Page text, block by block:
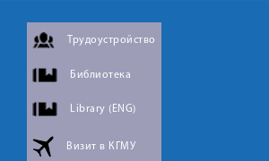
Трудоустройство
Библиотека
Library (ENG)
Визит в КГМУ